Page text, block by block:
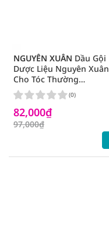
NGUYÊN XUÂN Dầu Gội
Dược Liệu Nguyên Xuân
Cho Tóc Thường
250ml/260g
82,000₫
97,000₫
(0)